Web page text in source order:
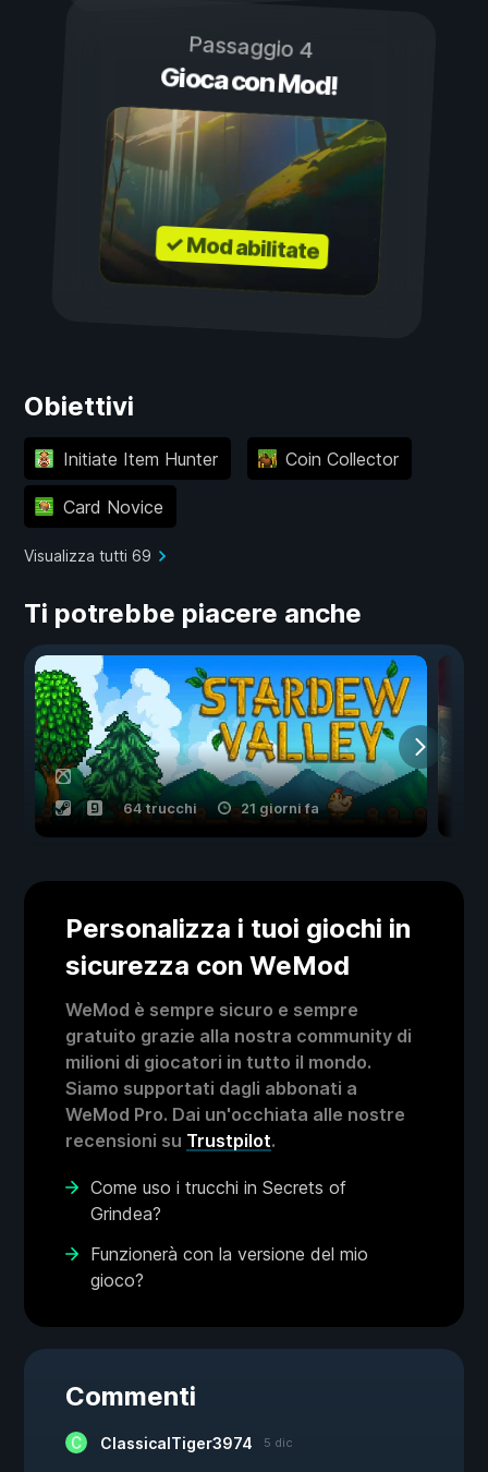
Passaggio 4
Gioca con Mod!
✓ Mod abilitate
Obiettivi
Initiate Item Hunter Coin Collector
Card Novice
Visualizza tutti 69
Ti potrebbe piacere anche
64 trucchi 21 giorni fa
Personalizza i tuoi giochi in
sicurezza con WeMod
WeMod è sempre sicuro e sempre
gratuito grazie alla nostra community di
milioni di giocatori in tutto il mondo.
Siamo supportati dagli abbonati a
WeMod Pro. Dai un'occhiata alle nostre
recensioni su Trustpilot.
Come uso i trucchi in Secrets of
Grindea?
Funzionerà con la versione del mio
gioco?
Commenti
ClassicalTiger3974 5 dic